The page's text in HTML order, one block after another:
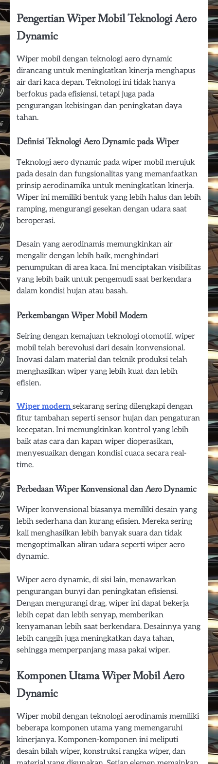
Pengertian Wiper Mobil Teknologi Aero
Dynamic
Wiper mobil dengan teknologi aero dynamic
dirancang untuk meningkatkan kinerja menghapus
air dari kaca depan. Teknologi ini tidak hanya
berfokus pada efisiensi, tetapi juga pada
pengurangan kebisingan dan peningkatan daya
tahan.
Definisi Teknologi Aero Dynamic pada Wiper
Teknologi aero dynamic pada wiper mobil merujuk
pada desain dan fungsionalitas yang memanfaatkan
prinsip aerodinamika untuk meningkatkan kinerja.
Wiper ini memiliki bentuk yang lebih halus dan lebih
ramping, mengurangi gesekan dengan udara saat
beroperasi.
Desain yang aerodinamis memungkinkan air
mengalir dengan lebih baik, menghindari
penumpukan di area kaca. Ini menciptakan visibilitas
yang lebih baik untuk pengemudi saat berkendara
dalam kondisi hujan atau basah.
Perkembangan Wiper Mobil Modern
Seiring dengan kemajuan teknologi otomotif, wiper
mobil telah berevolusi dari desain konvensional.
Inovasi dalam material dan teknik produksi telah
menghasilkan wiper yang lebih kuat dan lebih
efisien.
Wiper modern sekarang sering dilengkapi dengan
fitur tambahan seperti sensor hujan dan pengaturan
kecepatan. Ini memungkinkan kontrol yang lebih
baik atas cara dan kapan wiper dioperasikan,
menyesuaikan dengan kondisi cuaca secara real-
time.
Perbedaan Wiper Konvensional dan Aero Dynamic
Wiper konvensional biasanya memiliki desain yang
lebih sederhana dan kurang efisien. Mereka sering
kali menghasilkan lebih banyak suara dan tidak
mengoptimalkan aliran udara seperti wiper aero
dynamic.
Wiper aero dynamic, di sisi lain, menawarkan
pengurangan bunyi dan peningkatan efisiensi.
Dengan mengurangi drag, wiper ini dapat bekerja
lebih cepat dan lebih senyap, memberikan
kenyamanan lebih saat berkendara. Desainnya yang
lebih canggih juga meningkatkan daya tahan,
sehingga memperpanjang masa pakai wiper.
Komponen Utama Wiper Mobil Aero
Dynamic
Wiper mobil dengan teknologi aerodinamis memiliki
beberapa komponen utama yang memengaruhi
kinerjanya. Komponen-komponen ini meliputi
desain bilah wiper, konstruksi rangka wiper, dan